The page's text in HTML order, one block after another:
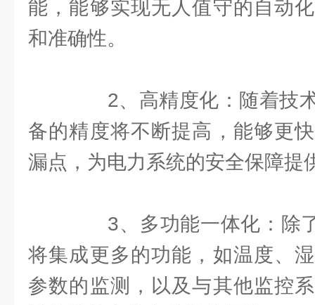
能，能够实现无人值守的自动
和准确性。
2、高精度化：随着技术
备的精度将不断提高，能够更
漏点，为电力系统的安全保障提
3、多功能一体化：除
将集成更多的功能，如温度、
参数的监测，以及与其他监控